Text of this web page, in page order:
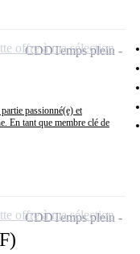
passionné(e) et
En tant que membre clé de
CDDTemps plein
offre à ma sélection
CDDTemps plein
offre à ma sélection